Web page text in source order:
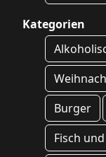
Kategorien
Burger
Fisch